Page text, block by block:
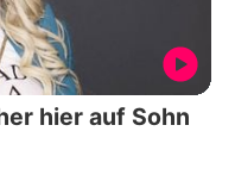
hier auf Sohn